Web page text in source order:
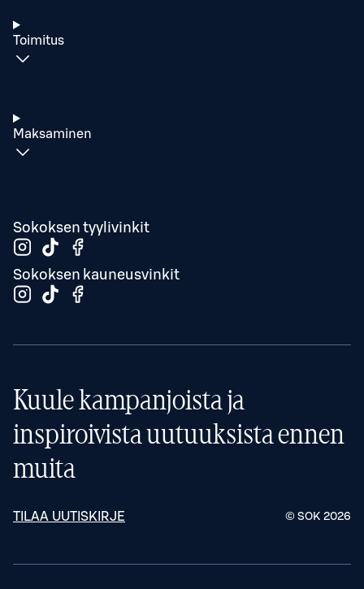
Toimitus
Maksaminen
Sokoksen tyylivinkit
Sokoksen kauneusvinkit
Kuule kampanjoista ja
inspiroivista uutuuksista ennen
muita
TILAA UUTISKIRJE © SOK 2026